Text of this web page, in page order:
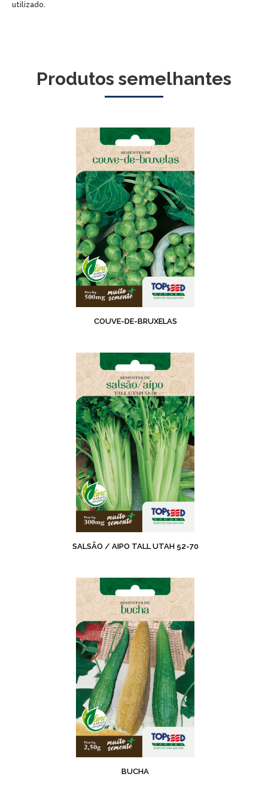
utilizado.
Produtos semelhantes
COUVE-DE-BRUXELAS
SALSÃO / AIPO TALL UTAH 52-70
BUCHA